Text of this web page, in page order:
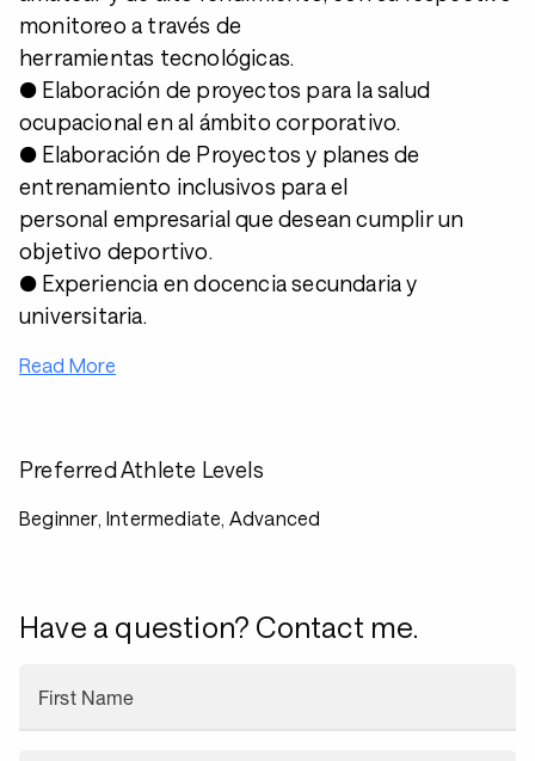
monitoreo a través de
herramientas tecnológicas.
● Elaboración de proyectos para la salud
ocupacional en al ámbito corporativo.
● Elaboración de Proyectos y planes de
entrenamiento inclusivos para el
personal empresarial que desean cumplir un
objetivo deportivo.
● Experiencia en docencia secundaria y
universitaria.
Read More
Preferred Athlete Levels
Beginner, Intermediate, Advanced
Have a question? Contact me.
First Name